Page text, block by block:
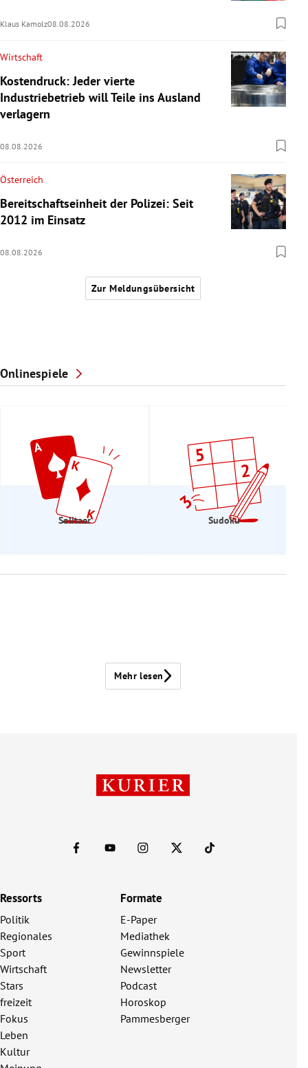
Klaus Kamolz08.08.2026
Wirtschaft
Kostendruck: Jeder vierte
Industriebetrieb will Teile ins Ausland
verlagern
08.08.2026
Österreich
Bereitschaftseinheit der Polizei: Seit
2012 im Einsatz
08.08.2026
Zur Meldungsübersicht
Onlinespiele
Solitaer Sudoku
Mehr lesen
Ressorts
Politik
Regionales
Sport
Wirtschaft
Stars
freizeit
Fokus
Leben
Kultur
Formate
E-Paper
Mediathek
Gewinnspiele
Newsletter
Podcast
Horoskop
Pammesberger